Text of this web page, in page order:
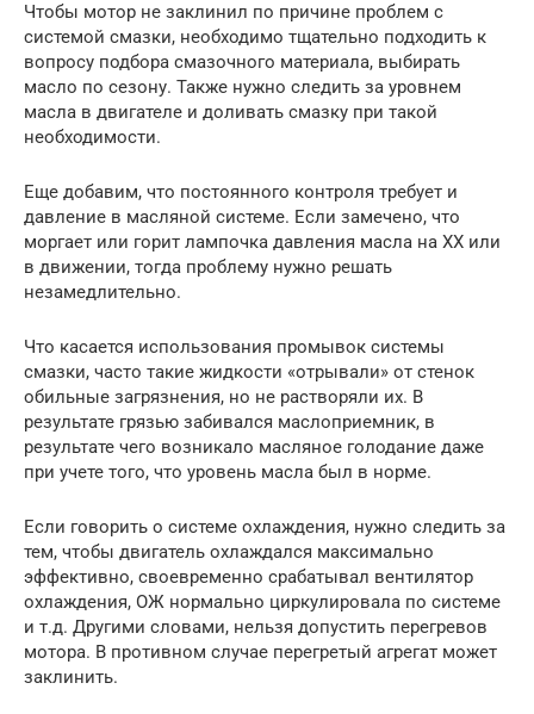
Чтобы мотор не заклинил по причине проблем с
системой смазки, необходимо тщательно подходить к
вопросу подбора смазочного материала, выбирать
масло по сезону. Также нужно следить за уровнем
масла в двигателе и доливать смазку при такой
необходимости.
Еще добавим, что постоянного контроля требует и
давление в масляной системе. Если замечено, что
моргает или горит лампочка давления масла на ХХ или
в движении, тогда проблему нужно решать
незамедлительно.
Что касается использования промывок системы
смазки, часто такие жидкости «отрывали» от стенок
обильные загрязнения, но не растворяли их. В
результате грязью забивался маслоприемник, в
результате чего возникало масляное голодание даже
при учете того, что уровень масла был в норме.
Если говорить о системе охлаждения, нужно следить за
тем, чтобы двигатель охлаждался максимально
эффективно, своевременно срабатывал вентилятор
охлаждения, ОЖ нормально циркулировала по системе
и т.д. Другими словами, нельзя допустить перегревов
мотора. В противном случае перегретый агрегат может
заклинить.